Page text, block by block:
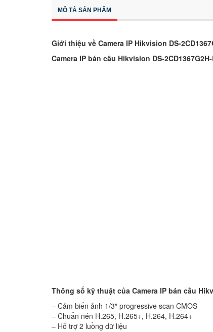
MÔ TẢ SẢN PHẨM
Giới thiệu về Camera IP Hikvision DS-
Camera IP bán cầu Hikvision DS-
Thông số kỹ thuật của Camera IP bán cầu
– Cảm biến ảnh 1/3″ progressive scan CMOS
– Chuẩn nén H.265, H.265+, H.264, H.264+
– Hỗ trợ 2 luồng dữ liệu